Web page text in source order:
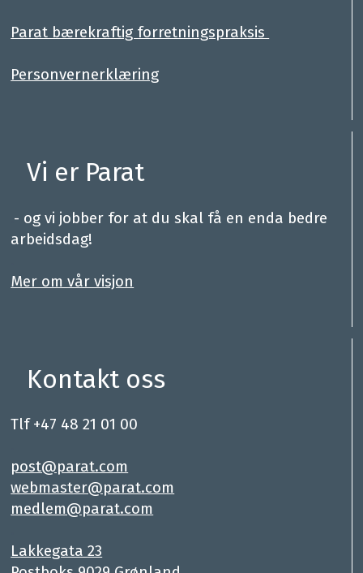
Parat bærekraftig forretningspraksis
Personvernerklæring
Vi er Parat
- og vi jobber for at du skal få en enda bedre
arbeidsdag!
Mer om vår visjon
Kontakt oss
Tlf +47 48 21 01 00
post@parat.com
webmaster@parat.com
medlem@parat.com
Lakkegata 23